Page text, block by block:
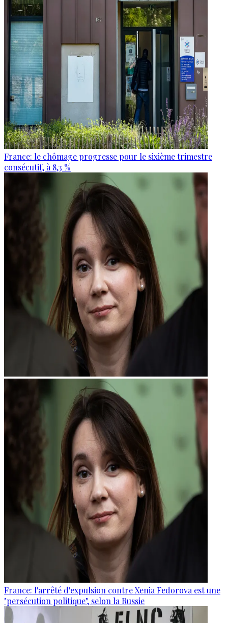
France: le chômage progresse pour le sixième trimestre
consécutif, à 8,3 %
France: l'arrêté d'expulsion contre Xenia Fedorova est une
"persécution politique", selon la Russie